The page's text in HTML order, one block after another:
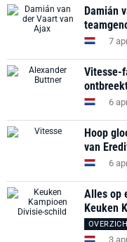
Damián
7
Vitesse-
6
Hoop
van
6
Alles op
Keuken
3